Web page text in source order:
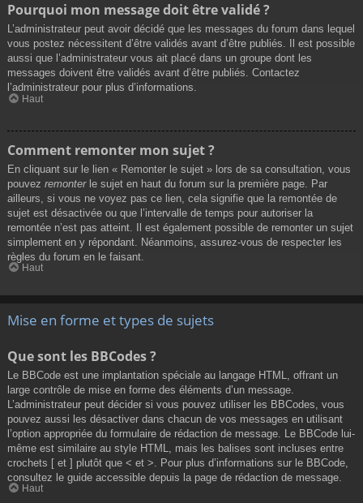
Pourquoi mon message doit être validé ?
L’administrateur peut avoir décidé que les messages du forum dans lequel
vous postez nécessitent d’être validés avant d’être publiés. Il est possible
aussi que l’administrateur vous ait placé dans un groupe dont les
messages doivent être validés avant d’être publiés. Contactez
l’administrateur pour plus d’informations.
Haut
Comment remonter mon sujet ?
En cliquant sur le lien « Remonter le sujet » lors de sa consultation, vous
pouvez remonterle sujet en haut du forum sur la première page. Par
ailleurs, si vous ne voyez pas ce lien, cela signifie que la remontée de
sujet est désactivée ou que l’intervalle de temps pour autoriser la
remontée n’est pas atteint. Il est également possible de remonter un sujet
simplement en y répondant. Néanmoins, assurez-vous de respecter les
règles du forum en le faisant.
Haut
Mise en forme et types de sujets
Que sont les BBCodes ?
Le BBCode est une implantation spéciale au langage HTML, offrant un
large contrôle de mise en forme des éléments d’un message.
L’administrateur peut décider si vous pouvez utiliser les BBCodes, vous
pouvez aussi les désactiver dans chacun de vos messages en utilisant
l’option appropriée du formulaire de rédaction de message. Le BBCode lui-
même est similaire au style HTML, mais les balises sont incluses entre
crochets [ et ] plutôt que < et >. Pour plus d’informations sur le BBCode,
consultez le guide accessible depuis la page de rédaction de message.
Haut